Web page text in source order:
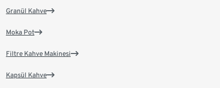
Granül Kahve
Moka Pot
Filtre Kahve Makinesi
Kapsül Kahve